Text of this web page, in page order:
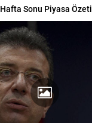
Hafta Sonu Piyasa Özeti